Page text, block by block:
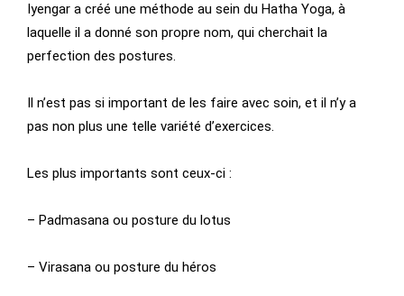
Iyengar a créé une méthode au sein du Hatha Yoga, à
laquelle il a donné son propre nom, qui cherchait la
perfection des postures.
Il n’est pas si important de les faire avec soin, et il n’y a
pas non plus une telle variété d’exercices.
Les plus importants sont ceux-ci :
– Padmasana ou posture du lotus
– Virasana ou posture du héros